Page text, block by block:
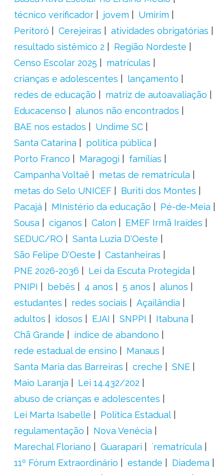
técnico verificador
jovem
Umirim
Peritoró
Cerejeiras
atividades obrigatórias
resultado sistêmico 2
Região Nordeste
Censo Escolar 2025
matrículas
crianças e adolescentes
lançamento
redes de educação
matriz de autoavaliação
Educacenso
alunos não encontrados
BAE nos estados
Undime SC
Santa Catarina
política pública
Porto Franco
Maragogi
famílias
Campanha Voltaê
metas de rematrícula
metas do Selo UNICEF
Buriti dos Montes
Pacajá
MInistério da educação
Pé-de-Meia
Sousa
ciganos Calon
EMEF Irmã Iraídes
SEDUC/RO
Santa Luzia D'Oeste
São Felipe D'Oeste
Castanheiras
PNE 2026-2036
Lei da Escuta Protegida
PNIPI
bebês 4 anos 5 anos
alunos
estudantes
redes sociais
Açailândia
adultos
idosos EJAI SNPPI
Itabuna
Chã Grande
índice de abandono
rede estadual de ensino
Manaus
Santa Maria das Barreiras
creche
SNE
Maio Laranja
Lei 14.432/202
abuso de crianças e adolescentes
Lei Marta Isabelle
Política Estadual
regulamentação
Nova Venécia
Marechal Floriano
Guarapari
´rematrícula
11º Fórum Extraordinário
estande
Diadema